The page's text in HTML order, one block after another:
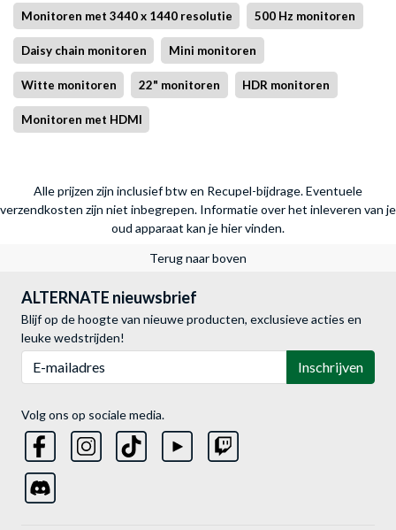
Monitoren met 3440 x 1440 resolutie 500 Hz monitoren
Daisy chain monitoren Mini monitoren
Witte monitoren 22" monitoren HDR monitoren
Monitoren met HDMI
Alle prijzen zijn inclusief btw en Recupel-bijdrage. Eventuele
verzendkosten zijn niet inbegrepen. Informatie over het inleveren van je
oud apparaat kan je hier vinden.
Terug naar boven
ALTERNATE nieuwsbrief
Blijf op de hoogte van nieuwe producten, exclusieve acties en
leuke wedstrijden!
Inschrijven
Volg ons op sociale media.